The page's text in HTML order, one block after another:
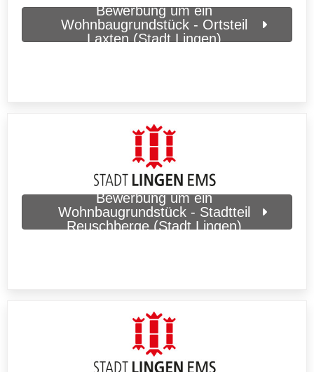
Bewerbung um ein
Wohnbaugrundstück - Ortsteil
Laxten (Stadt Lingen)
Bewerbung um ein
Wohnbaugrundstück - Stadtteil
Reuschberge (Stadt Lingen)